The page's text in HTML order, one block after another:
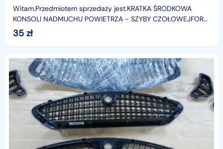
Witam.Przedmiotem sprzedaży jest.KRATKA ŚRODKOWA
KONSOLI NADMUCHU POWIETRZA - SZYBY CZOŁOWEJFORD
MONDEO MK4Model: 2007-2015r.Zastosowanie:Ford
Mondeo MK4, od: 1
35 zł